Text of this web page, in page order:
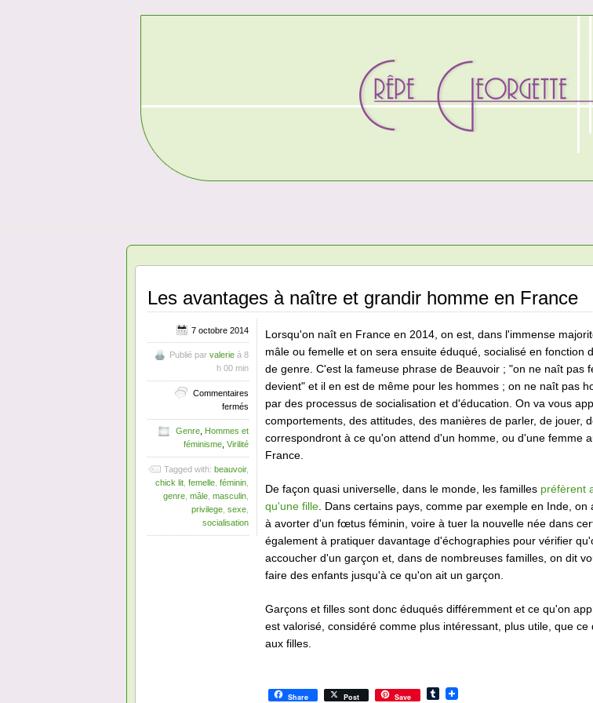
Les avantages à naître et grandir homme en France
Lorsqu'on naît en France en 2014, on est, dans l'immense
mâle ou femelle et on sera ensuite éduqué, socialisé en fonction
de genre. C'est la fameuse phrase de Beauvoir ; "on ne naît pas
devient" et il en est de même pour les hommes ; on ne naît pas
par des processus de socialisation et d'éducation. On va vous
comportements, des attitudes, des manières de parler, de jouer,
correspondront à ce qu'on attend d'un homme, ou d'une femme
France.
De façon quasi universelle, dans le monde, les familles préfèrent
qu'une fille . Dans certains pays, comme par exemple en Inde,
à avorter d'un fœtus féminin, voire à tuer la nouvelle née dans
également à pratiquer davantage d'échographies pour vérifier
accoucher d'un garçon et, dans de nombreuses familles, on dit
faire des enfants jusqu'à ce qu'on ait un garçon.
Garçons et filles sont donc éduqués différemment et ce qu'on
est valorisé, considéré comme plus intéressant, plus utile, que ce
aux filles.
Share Post Save Tumblr
7 octobre 2014
Publié par valerie à 8
h 00 min
Commentaires
fermés sur
Les
avantages
à
naître
grandir
homme
en
France
Genre, Hommes et
féminisme, Virilité
Tagged with: beauvoir,
chick lit femelle féminin
genre mâle masculin
privilege sexe
socialisation